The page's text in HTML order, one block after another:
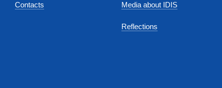
Contacts Media about IDIS
Reflections